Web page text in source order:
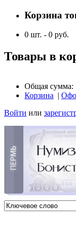
Корзина
0 шт. - 0 руб.
Товары в
Общая сумма:
Корзина |
Войти или